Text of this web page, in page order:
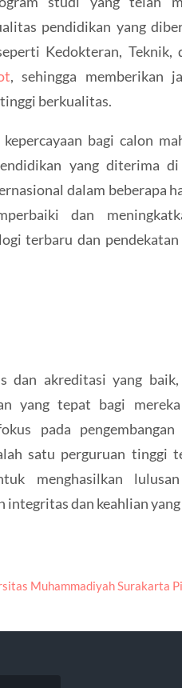
pendidikan yang
Kedokteran, Teknik,
, sehingga memberikan
berkualitas.
bagi calon
yang diterima
dalam beberapa
dan
terbaru dan pendekatan
dan akreditasi yang
yang tepat bagi
pada pengembangan
satu perguruan tinggi
menghasilkan
integritas dan keahlian
Muhammadiyah Surakarta